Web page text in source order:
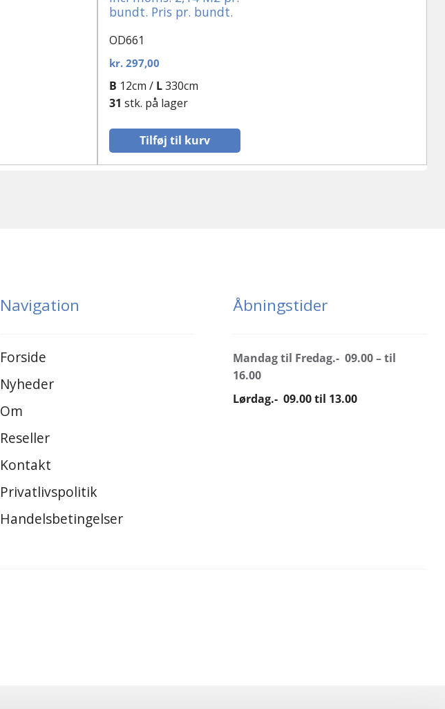
bundt. Pris pr. bundt.
OD661
kr.297,00
Tilføj til kurv
B 12cm / L330cm
31 stk. på lager
Navigation
Forside
Nyheder
Om
Reseller
Kontakt
Privatlivspolitik
Handelsbetingelser
Åbningstider
Mandag til Fredag.- 09.00 – til
16.00
Lørdag.- 09.00 til 13.00